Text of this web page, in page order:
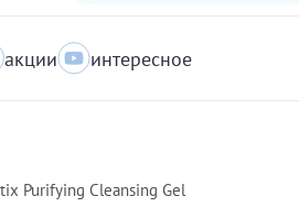
акции интересное
Purifying Cleansing Gel